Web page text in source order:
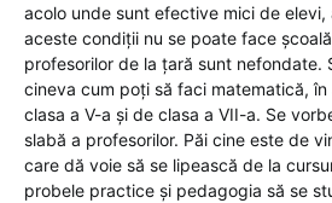
acolo unde sunt efective mici de elevi,
aceste condiții nu se poate face
profesorilor de la țară sunt nefondate.
cineva cum poți să faci matematică,
clasa a V-a și de clasa a VII-a. Se
slabă a profesorilor. Păi cine este de
care dă voie să se lipească de la
probele practice și pedagogia să se